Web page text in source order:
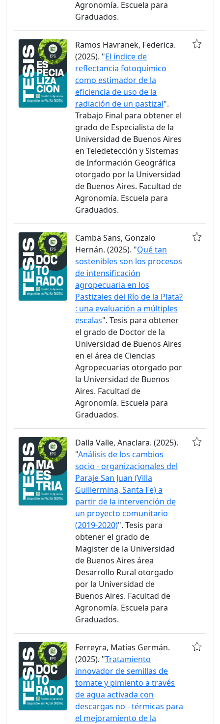
Agronomía. Escuela para
Graduados.
Ramos Havranek, Federica.
(2025). "El índice de
reflectancia fotoquímico
como estimador de la
eficiencia de uso de la
radiación de un pastizal".
Trabajo Final para obtener el
grado de Especialista de la
Universidad de Buenos Aires
en Teledetección y Sistemas
de Información Geográfica
otorgado por la Universidad
de Buenos Aires. Facultad de
Agronomía. Escuela para
Graduados.
Camba Sans, Gonzalo
Hernán. (2025). "Qué tan
sostenibles son los procesos
de intensificación
agropecuaria en los
Pastizales del Río de la Plata?
: una evaluación a múltiples
escalas". Tesis para obtener
el grado de Doctor de la
Universidad de Buenos Aires
en el área de Ciencias
Agropecuarias otorgado por
la Universidad de Buenos
Aires. Facultad de
Agronomía. Escuela para
Graduados.
Dalla Valle, Anaclara. (2025).
"Análisis de los cambios
socio - organizacionales del
Paraje San Juan (Villa
Guillermina, Santa Fe) a
partir de la intervención de
un proyecto comunitario
(2019-2020)". Tesis para
obtener el grado de
Magister de la Universidad
de Buenos Aires área
Desarrollo Rural otorgado
por la Universidad de
Buenos Aires. Facultad de
Agronomía. Escuela para
Graduados.
Ferreyra, Matías Germán.
(2025). "Tratamiento
innovador de semillas de
tomate y pimiento a través
de agua activada con
descargas no - térmicas para
el mejoramiento de la